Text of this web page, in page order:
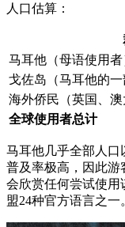
人口估算：
马耳他（母语使用者
戈佐岛（马耳他的一
海外侨民（英国、澳
全球使用者总计
马耳他几乎全部人口
普及率极高，因此
会欣赏任何尝试使用
盟24种官方语言之一